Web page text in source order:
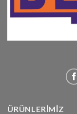
ÜRÜNLERİMİZ